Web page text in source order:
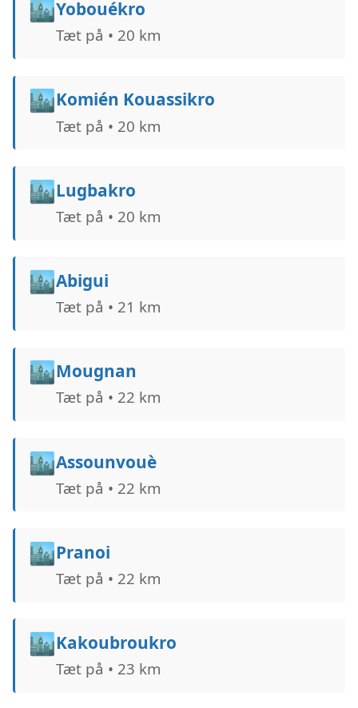
🏙️Yobouékro
Tæt på • 20 km
🏙️Komién Kouassikro
Tæt på • 20 km
🏙️Lugbakro
Tæt på • 20 km
🏙️Abigui
Tæt på • 21 km
🏙️Mougnan
Tæt på • 22 km
🏙️Assounvouè
Tæt på • 22 km
🏙️Pranoi
Tæt på • 22 km
🏙️Kakoubroukro
Tæt på • 23 km